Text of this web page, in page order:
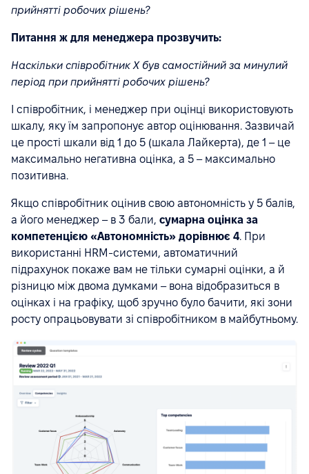
прийнятті робочих рішень?
Питання ж для менеджера прозвучить:
Наскільки співробітник Х був самостійний за минулий
період при прийнятті робочих рішень?
І співробітник, і менеджер при оцінці використовують
шкалу, яку їм запропонує автор оцінювання. Зазвичай
це прості шкали від 1 до 5 (шкала Лайкерта), де 1 – це
максимально негативна оцінка, а 5 – максимально
позитивна.
Якщо співробітник оцінив свою автономність у 5 балів,
а його менеджер – в 3 бали, сумарна оцінка за
компетенцією «Автономність» дорівнює 4. При
використанні HRM-системи, автоматичний
підрахунок покаже вам не тільки сумарні оцінки, а й
різницю між двома думками – вона відобразиться в
оцінках і на графіку, щоб зручно було бачити, які зони
росту опрацьовувати зі співробітником в майбутньому.